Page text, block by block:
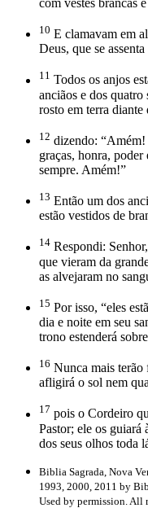
com vestes brancas
10 E clamavam em
Deus, que se
11 Todos os anjos
anciãos e dos quatro
rosto em terra diante
12 dizendo:
graças, honra,
sempre. Amém!”
13 Então um dos
estão vestidos de
14 Respondi:
que vieram da
as alvejaram no
15 Por isso, “eles
dia e noite em seu
trono estenderá
16 Nunca mais terão
afligirá o sol nem
17 pois o Cordeiro
Pastor; ele os guiará
dos seus olhos toda
Biblia Sagrada, Nova
1993, 2000, 2011 by
Used by permission. All